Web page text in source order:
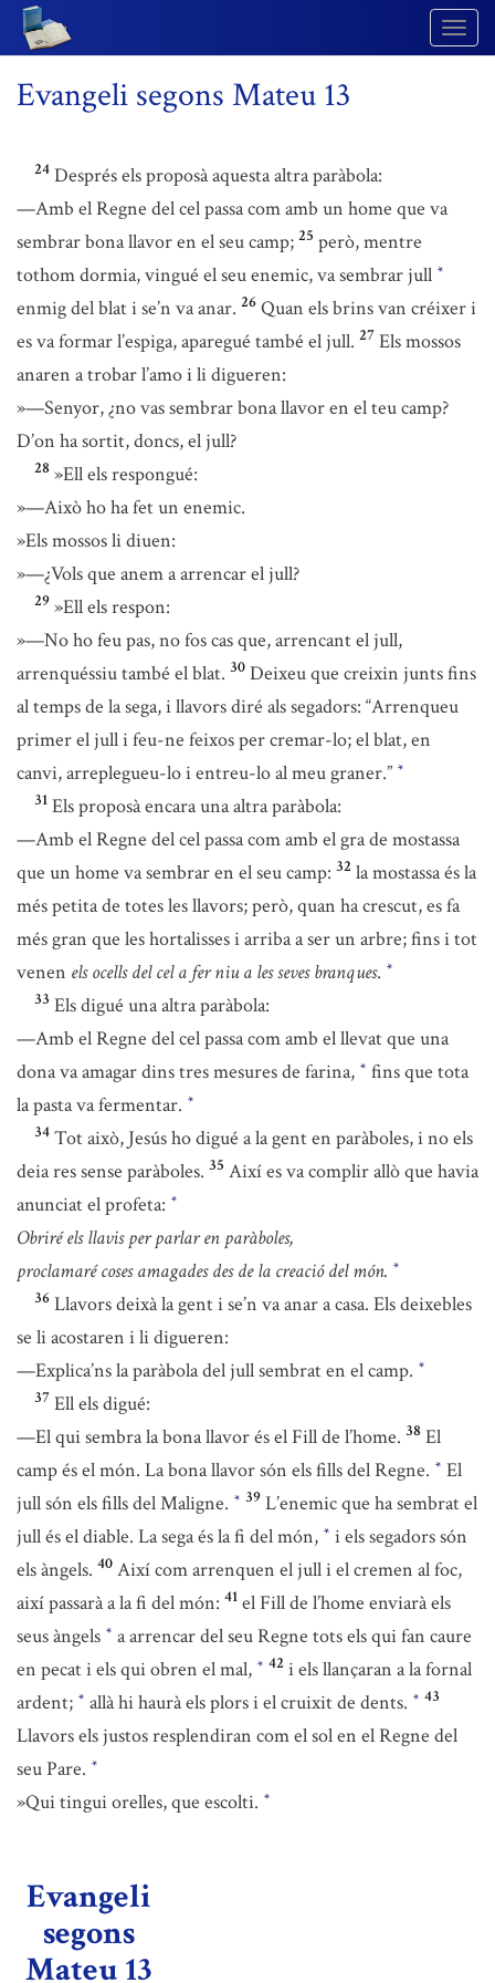
Evangeli segons Mateu 13
24 Després els proposà aquesta altra paràbola:
—Amb el Regne del cel passa com amb un home que va
sembrar bona llavor en el seu camp; 25 però, mentre
tothom dormia, vingué el seu enemic, va sembrar jull *
enmig del blat i se’n va anar. 26 Quan els brins van créixer i
es va formar l’espiga, aparegué també el jull. 27 Els mossos
anaren a trobar l’amo i li digueren:
»—Senyor, ¿no vas sembrar bona llavor en el teu camp?
D’on ha sortit, doncs, el jull?
28 »Ell els respongué:
»—Això ho ha fet un enemic.
»Els mossos li diuen:
»—¿Vols que anem a arrencar el jull?
29 »Ell els respon:
»—No ho feu pas, no fos cas que, arrencant el jull,
arrenquéssiu també el blat. 30 Deixeu que creixin junts fins
al temps de la sega, i llavors diré als segadors: “Arrenqueu
primer el jull i feu-ne feixos per cremar-lo; el blat, en
canvi, arreplegueu-lo i entreu-lo al meu graner.” *
31 Els proposà encara una altra paràbola:
—Amb el Regne del cel passa com amb el gra de mostassa
que un home va sembrar en el seu camp: 32 la mostassa és la
més petita de totes les llavors; però, quan ha crescut, es fa
més gran que les hortalisses i arriba a ser un arbre; fins i tot
venen els ocells del cel a fer niu a les seves branques. *
33 Els digué una altra paràbola:
—Amb el Regne del cel passa com amb el llevat que una
dona va amagar dins tres mesures de farina, * fins que tota
la pasta va fermentar. *
34 Tot això, Jesús ho digué a la gent en paràboles, i no els
deia res sense paràboles. 35 Així es va complir allò que havia
anunciat el profeta: *
Obriré els llavis per parlar en paràboles,
proclamaré coses amagades des de la creació del món. *
36 Llavors deixà la gent i se’n va anar a casa. Els deixebles
se li acostaren i li digueren:
—Explica’ns la paràbola del jull sembrat en el camp. *
37 Ell els digué:
—El qui sembra la bona llavor és el Fill de l’home. 38 El
camp és el món. La bona llavor són els fills del Regne. * El
jull són els fills del Maligne. * 39 L’enemic que ha sembrat el
jull és el diable. La sega és la fi del món, * i els segadors són
els àngels. 40 Així com arrenquen el jull i el cremen al foc,
així passarà a la fi del món: 41 el Fill de l’home enviarà els
seus àngels * a arrencar del seu Regne tots els qui fan caure
en pecat i els qui obren el mal, * 42 i els llançaran a la fornal
ardent; * allà hi haurà els plors i el cruixit de dents. * 43
Llavors els justos resplendiran com el sol en el Regne del
seu Pare. *
»Qui tingui orelles, que escolti. *
Evangeli
segons
Mateu 13